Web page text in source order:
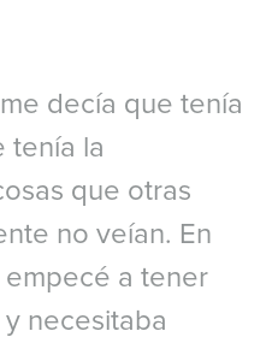
decía que tenía
tenía la
que otras
no veían. En
a tener
necesitaba